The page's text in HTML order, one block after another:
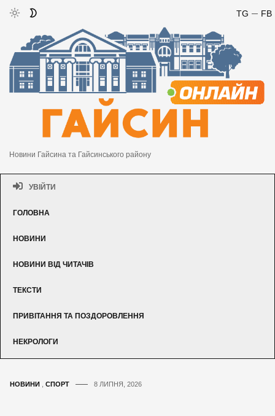
FB
TG
Новини Гайсина та Гайсинського району
УВІЙТИ
ГОЛОВНА
НОВИНИ
НОВИНИ ВІД ЧИТАЧІВ
ТЕКСТИ
ПРИВІТАННЯ ТА ПОЗДОРОВЛЕННЯ
НЕКРОЛОГИ
НОВИНИ СПОРТ 8 ЛИПНЯ, 2026